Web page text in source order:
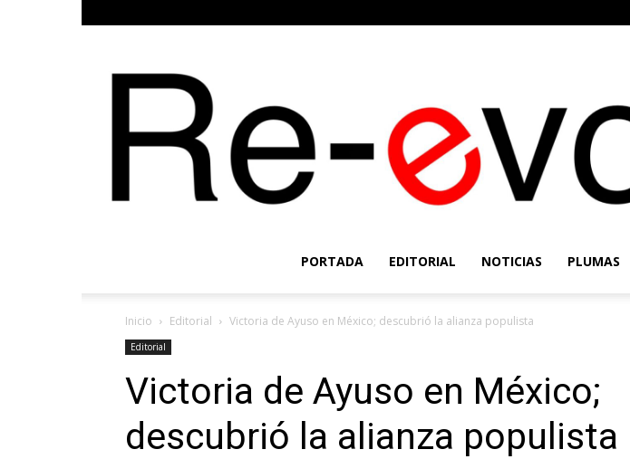
PORTADA EDITORIAL NOTICIAS PLUMAS
Inicio Editorial Victoria de Ayuso en México; descubrió la alianza populista
Editorial
Victoria de Ayuso en México;
descubrió la alianza populista